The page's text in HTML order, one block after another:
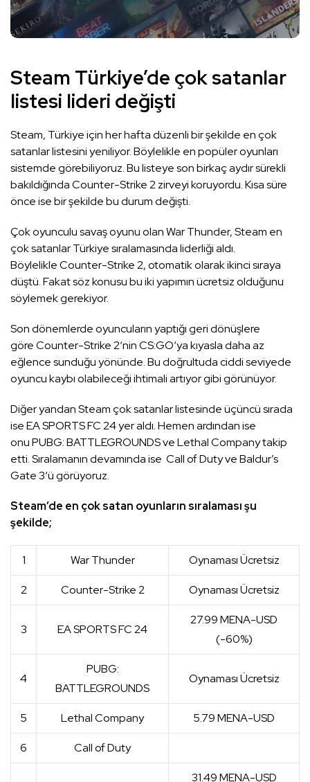
Steam Türkiye’de çok satanlar
listesi lideri değişti
Steam, Türkiye için her hafta düzenli bir şekilde en çok
satanlar listesini yeniliyor. Böylelikle en popüler oyunları
sistemde görebiliyoruz. Bu listeye son birkaç aydır sürekli
bakıldığında Counter-Strike 2 zirveyi koruyordu. Kısa süre
önce ise bir şekilde bu durum değişti.
Çok oyunculu savaş oyunu olan War Thunder, Steam en
çok satanlar Türkiye sıralamasında liderliği aldı.
Böylelikle Counter-Strike 2, otomatik olarak ikinci sıraya
düştü. Fakat söz konusu bu iki yapımın ücretsiz olduğunu
söylemek gerekiyor.
Son dönemlerde oyuncuların yaptığı geri dönüşlere
göre Counter-Strike 2‘nin CS:GO‘ya kıyasla daha az
eğlence sunduğu yönünde. Bu doğrultuda ciddi seviyede
oyuncu kaybı olabileceği ihtimali artıyor gibi görünüyor.
Diğer yandan Steam çok satanlar listesinde üçüncü sırada
ise EA SPORTS FC 24 yer aldı. Hemen ardından ise
onu PUBG: BATTLEGROUNDS ve Lethal Company takip
etti. Sıralamanın devamında ise Call of Duty ve Baldur’s
Gate 3‘ü görüyoruz.
Steam’de en çok satan oyunların sıralaması şu
şekilde;
1 War Thunder Oynaması Ücretsiz
2 Counter-Strike 2 Oynaması Ücretsiz
3 EA SPORTS FC 24
27.99 MENA-USD
(-60%)
4
PUBG:
BATTLEGROUNDS
Oynaması Ücretsiz
5 Lethal Company 5.79 MENA-USD
6 Call of Duty
31.49 MENA-USD